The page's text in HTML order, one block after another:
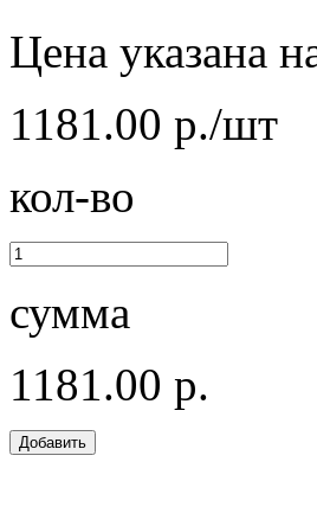
Цена указана
1181.00 р./шт
кол-во
сумма
1181.00 р.